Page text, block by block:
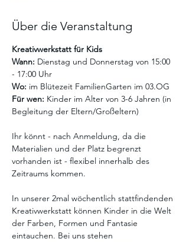
Über die Veranstaltung
Kreativwerkstatt für Kids
Wann: Dienstag und Donnerstag von 15:00
- 17:00 Uhr
Wo: im Blütezeit FamilienGarten im 03.OG
Für wen: Kinder im Alter von 3-6 Jahren (in
Begleitung der Eltern/Großeltern)
Ihr könnt - nach Anmeldung, da die
Materialien und der Platz begrenzt
vorhanden ist - flexibel innerhalb des
Zeitraums kommen.
In unserer 2mal wöchentlich stattfindenden
Kreativwerkstatt können Kinder in die Welt
der Farben, Formen und Fantasie
eintauchen. Bei uns stehen